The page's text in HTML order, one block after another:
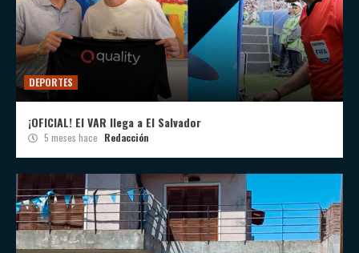
DEPORTES
¡OFICIAL! El VAR llega a El Salvador
5 meses hace Redacción